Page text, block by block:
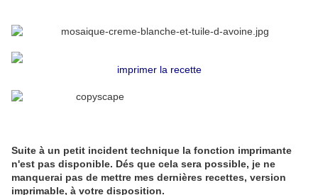
imprimer la recette
Suite à un petit incident technique la fonction imprimante
n'est pas disponible. Dés que cela sera possible, je ne
manquerai pas de mettre mes dernières recettes, version
imprimable, à votre disposition.